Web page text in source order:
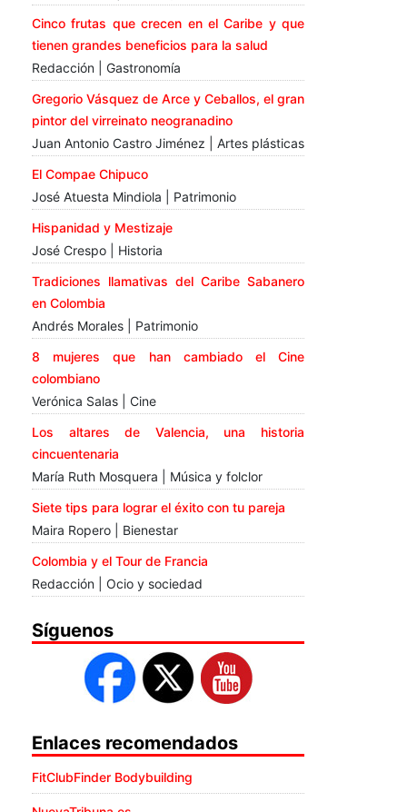
Cinco frutas que crecen en el Caribe y que
tienen grandes beneficios para la salud
Redacción | Gastronomía
Gregorio Vásquez de Arce y Ceballos, el gran
pintor del virreinato neogranadino
Juan Antonio Castro Jiménez | Artes plásticas
El Compae Chipuco
José Atuesta Mindiola | Patrimonio
Hispanidad y Mestizaje
José Crespo | Historia
Tradiciones llamativas del Caribe Sabanero
en Colombia
Andrés Morales | Patrimonio
8 mujeres que han cambiado el Cine
colombiano
Verónica Salas | Cine
Los altares de Valencia, una historia
cincuentenaria
María Ruth Mosquera | Música y folclor
Siete tips para lograr el éxito con tu pareja
Maira Ropero | Bienestar
Colombia y el Tour de Francia
Redacción | Ocio y sociedad
Síguenos
Enlaces recomendados
FitClubFinder Bodybuilding